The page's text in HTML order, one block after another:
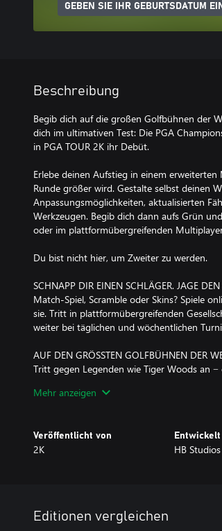
GEBEN SIE IHR GEBURTSDATUM EIN
Beschreibung
Begib dich auf die großen Golfbühnen der
dich im ultimativen Test: Die PGA
in PGA TOUR 2K ihr Debüt.
Erlebe deinen Aufstieg in einem
Runde größer wird. Gestalte selbst deinen
Anpassungsmöglichkeiten, aktualisierten
Werkzeugen. Begib dich dann aufs Grün
oder im plattformübergreifenden
Du bist nicht hier, um Zweiter zu werden.
SCHNAPP DIR EINEN SCHLÄGER. JAGE
Match-Spiel, Scramble oder Skins? Spiele
sie. Tritt in plattformübergreifenden
weiter bei täglichen und wöchentlichen
AUF DEN GRÖSSTEN GOLFBÜHNEN DER
Tritt gegen Legenden wie Tiger Woods an
deine Stärke bei der PGA Championship,
Simuliere dynamische Runden, trainiere für
Attributpunkte- und
Updates. Spiele in deinem eigenen Tempo
Mehr anzeigen
Veröffentlicht von
2K
Entwickelt
HB Studios
Editionen vergleichen